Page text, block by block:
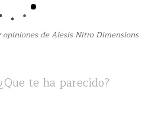
opiniones de Alesis Nitro Dimensions
¿Que te ha parecido?